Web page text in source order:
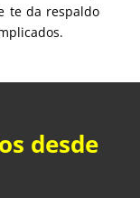
te da respaldo
desde